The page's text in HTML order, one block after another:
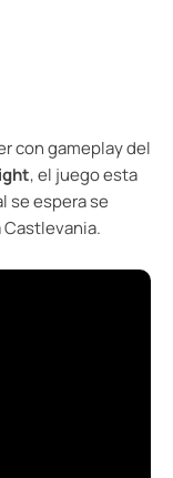
con gameplay del
, el juego esta
se espera se
Castlevania.